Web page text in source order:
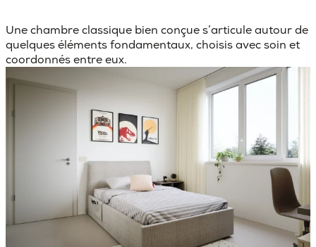
Unechambre classique bien conçue s’articule autour de
quelques éléments fondamentaux, choisis avec soin et
coordonnés entre eux.